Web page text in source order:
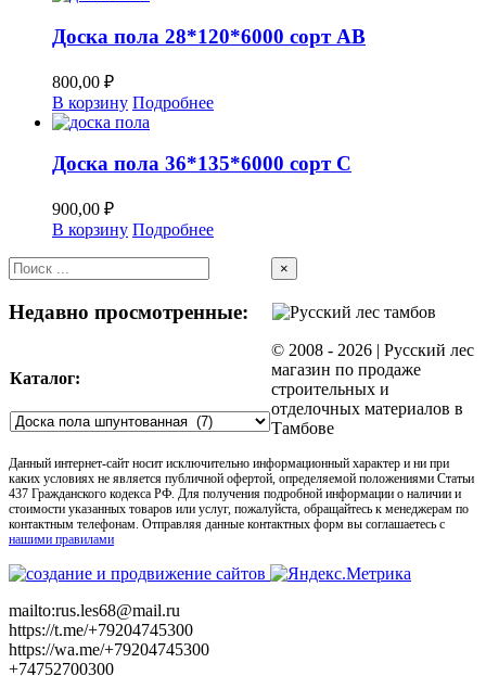
Доска пола 28*120*6000 сорт АВ
800,00 ₽
В корзину Подробнее
Доска пола 36*135*6000 сорт С
900,00 ₽
В корзину Подробнее
Недавно просмотренные:
Каталог:
Close
product
quick
view
×
© 2008 - 2026 | Русский лес
магазин по продаже
строительных и
отделочных материалов в
Тамбове
Данный интернет-сайт носит исключительно информационный характер и ни при
каких условиях не является публичной офертой, определяемой положениями Статьи
437 Гражданского кодекса РФ. Для получения подробной информации о наличии и
стоимости указанных товаров или услуг, пожалуйста, обращайтесь к менеджерам по
контактным телефонам. Отправляя данные контактных форм вы соглашаетесь с
нашими правилами
mailto:rus.les68@mail.ru
https://t.me/+79204745300
https://wa.me/+79204745300
+74752700300